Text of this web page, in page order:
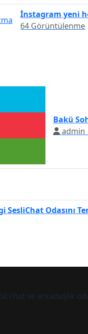
İnstagram yeni
64 Görüntülenme
Bakü
admin
Odasını
chat ve arkadaşlık